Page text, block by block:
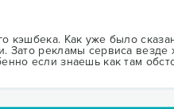
кэшбека. Как уже было
Зато рекламы сервиса везде
если знаешь как там